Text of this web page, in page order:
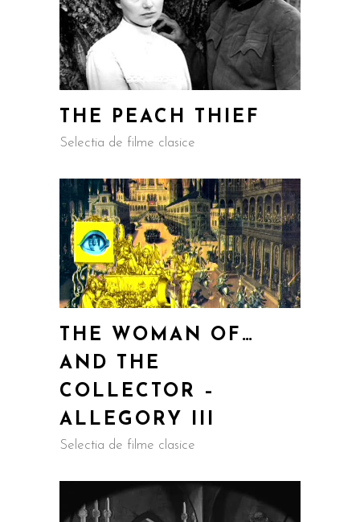
THE PEACH THIEF
Selectia de filme clasice
THE WOMAN OF…
AND THE
COLLECTOR –
ALLEGORY III
Selectia de filme clasice